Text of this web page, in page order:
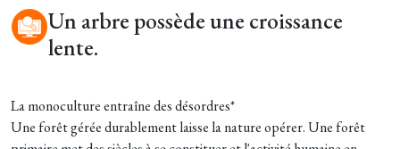
Un arbre possède une croissance
lente.
La monoculture entraîne des désordres*
Une forêt gérée durablement laisse la nature opérer. Une forêt